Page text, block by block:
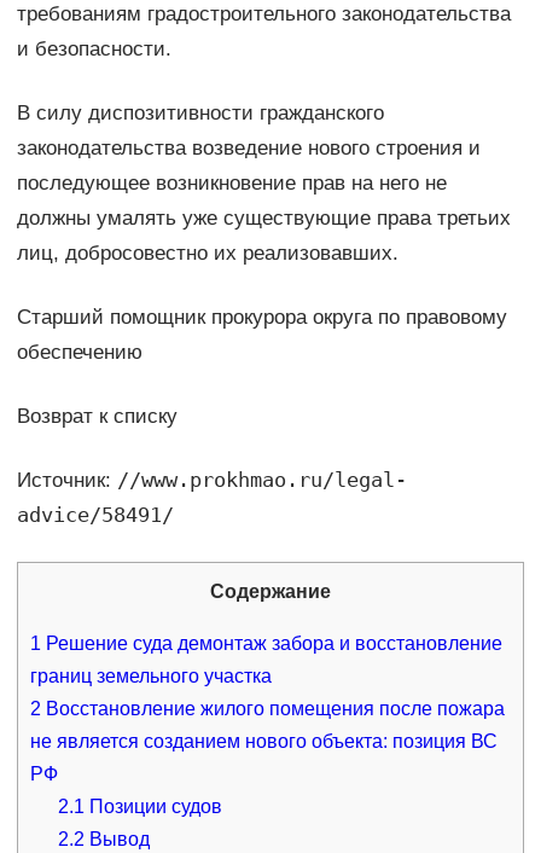
требованиям градостроительного законодательства
и безопасности.
В силу диспозитивности гражданского
законодательства возведение нового строения и
последующее возникновение прав на него не
должны умалять уже существующие права третьих
лиц, добросовестно их реализовавших.
Старший помощник прокурора округа по правовому
обеспечению
Возврат к списку
Источник: //www.prokhmao.ru/legal-
advice/58491/
Содержание
1 Решение суда демонтаж забора и восстановление
границ земельного участка
2 Восстановление жилого помещения после пожара
не является созданием нового объекта: позиция ВС
РФ
2.1 Позиции судов
2.2 Вывод